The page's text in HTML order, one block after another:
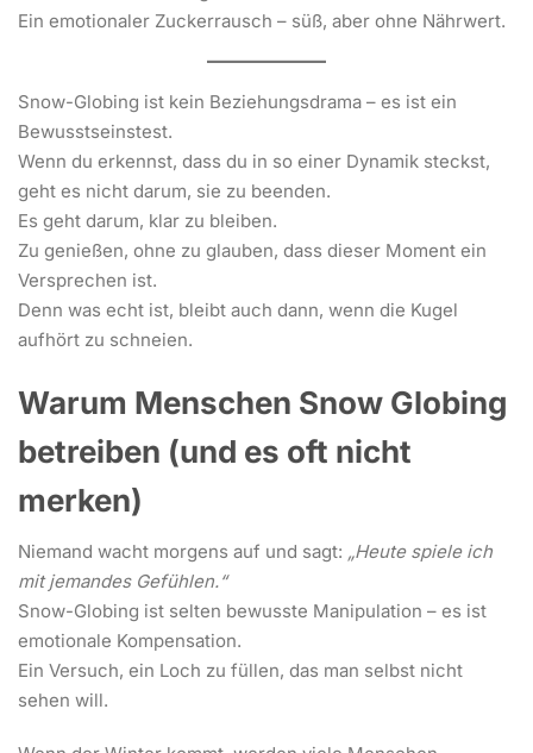
Ein emotionaler Zuckerrausch – süß, aber ohne Nährwert.
Snow-Globing ist kein Beziehungsdrama – es ist ein
Bewusstseinstest.
Wenn du erkennst, dass du in so einer Dynamik steckst,
geht es nicht darum, sie zu beenden.
Es geht darum, klar zu bleiben.
Zu genießen, ohne zu glauben, dass dieser Moment ein
Versprechen ist.
Denn was echt ist, bleibt auch dann, wenn die Kugel
aufhört zu schneien.
Warum Menschen Snow Globing
betreiben (und es oft nicht
merken)
Niemand wacht morgens auf und sagt: „Heute spiele ich
mit jemandes Gefühlen.“
Snow-Globing ist selten bewusste Manipulation – es ist
emotionale Kompensation.
Ein Versuch, ein Loch zu füllen, das man selbst nicht
sehen will.